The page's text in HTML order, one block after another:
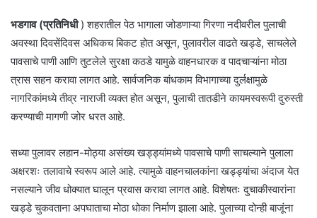
भडगाव (प्रतिनिधी) शहरातील पेठ भागाला जोडणाऱ्या गिरणा नदीवरील पुलाची
अवस्था दिवसेंदिवस अधिकच बिकट होत असून, पुलावरील वाढते खड्डे, साचलेले
पावसाचे पाणी आणि तुटलेले सुरक्षा कठडे यामुळे वाहनधारक व पादचाऱ्यांना मोठा
त्रास सहन करावा लागत आहे. सार्वजनिक बांधकाम विभागाच्या दुर्लक्षामुळे
नागरिकांमध्ये तीव्र नाराजी व्यक्त होत असून, पुलाची तातडीने कायमस्वरूपी दुरुस्ती
करण्याची मागणी जोर धरत आहे.
सध्या पुलावर लहान-मोठ्या असंख्य खड्ड्यांमध्ये पावसाचे पाणी साचल्याने पुलाला
अक्षरशः तलावाचे स्वरूप आले आहे. त्यामुळे वाहनचालकांना खड्ड्यांचा अंदाज येत
नसल्याने जीव धोक्यात घालून प्रवास करावा लागत आहे. विशेषतः दुचाकीस्वारांना
खड्डे चुकवताना अपघाताचा मोठा धोका निर्माण झाला आहे. पुलाच्या दोन्ही बाजूंना